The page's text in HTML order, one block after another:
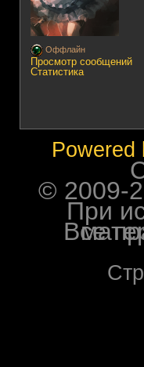
Оффлайн
Просмотр сообщений
Статистика
Powered
Все